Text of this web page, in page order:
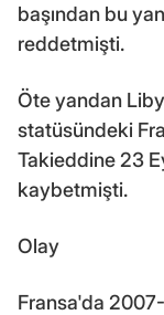
başından bu
reddetmişti.
Öte yandan
statüsündeki
Takieddine 23
kaybetmişti.
Olay
Fransa'da